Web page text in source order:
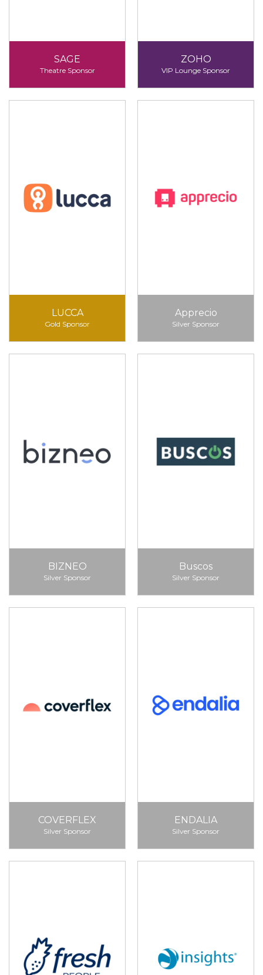
SAGE
Theatre Sponsor
ZOHO
VIP Lounge Sponsor
LUCCA
Gold Sponsor
Apprecio
Silver Sponsor
BIZNEO
Silver Sponsor
Buscos
Silver Sponsor
COVERFLEX
Silver Sponsor
ENDALIA
Silver Sponsor